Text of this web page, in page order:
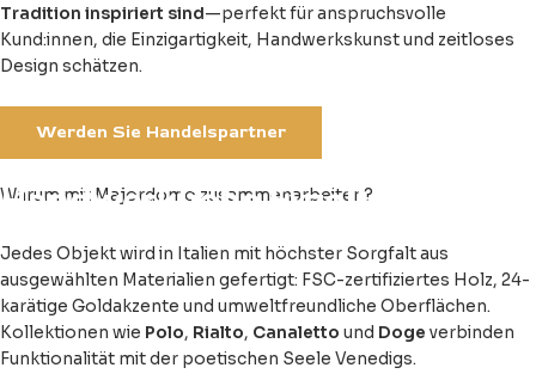
Tradition inspiriert sind—perfekt für anspruchsvolle
Kund:innen, die Einzigartigkeit, Handwerkskunst und zeitloses
Design schätzen.
Werden Sie Handelspartner
Warum mit Majordomo zusammenarbeiten?
Handwerkliche Exzellenz mit
Jedes Objekt wird in Italien mit höchster Sorgfalt aus
ausgewählten Materialien gefertigt: FSC-zertifiziertes Holz, 24-
karätige Goldakzente und umweltfreundliche Oberflächen.
Kollektionen wie Polo, Rialto, Canaletto und Doge verbinden
Funktionalität mit der poetischen Seele Venedigs.